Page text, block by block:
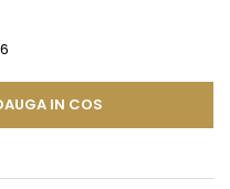
IN COS